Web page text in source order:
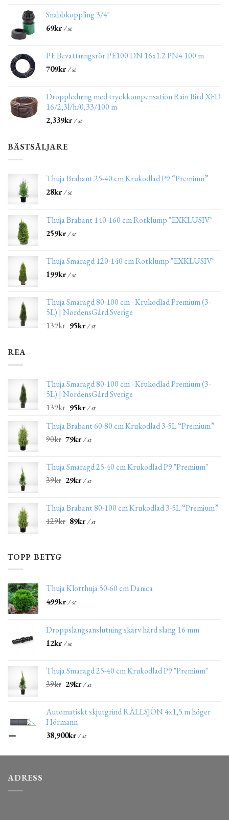
Snabbkoppling 3/4"
69kr/ st
PE Bevattningsrör PE100 DN 16x1.2 PN4 100 m
709kr/ st
Droppledning med tryckkompensation Rain Bird XFD
16/2,3l/h/0,33/100 m
2,339kr/ st
BÄSTSÄLJARE
Thuja Brabant 25-40 cm Krukodlad P9 “Premium”
28kr/ st
Thuja Brabant 140-160 cm Rotklump "EXKLUSIV"
259kr/ st
Thuja Smaragd 120-140 cm Rotklump "EXKLUSIV"
199kr/ st
Thuja Smaragd 80-100 cm - Krukodlad Premium (3-
5L) | NordensGård Sverige
139kr 95kr/ st
REA
Thuja Smaragd 80-100 cm - Krukodlad Premium (3-
5L) | NordensGård Sverige
139kr 95kr/ st
Thuja Brabant 60-80 cm Krukodlad 3-5L “Premium”
90kr 79kr/ st
Thuja Smaragd 25-40 cm Krukodlad P9 "Premium"
39kr 29kr/ st
Thuja Brabant 80-100 cm Krukodlad 3-5L “Premium”
129kr 89kr/ st
TOPP BETYG
Thuja Klotthuja 50-60 cm Danica
499kr/ st
Droppslangsanslutning skarv hård slang 16 mm
12kr/ st
Thuja Smaragd 25-40 cm Krukodlad P9 "Premium"
39kr 29kr/ st
Automatiskt skjutgrind RÄLLSJÖN 4x1,5 m höger
Hörmann
38,900kr/ st
ADRESS